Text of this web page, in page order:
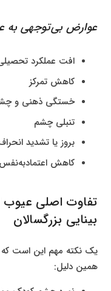
عوارض بی‌توجهی به
افت عملکرد
کاهش تمرکز
خستگی ذهنی و
تنبلی چشم
بروز یا تشدید
کاهش
تفاوت اصلی عیوب
بینایی بزرگسالان
یک نکته مهم این است
همین دلیل: